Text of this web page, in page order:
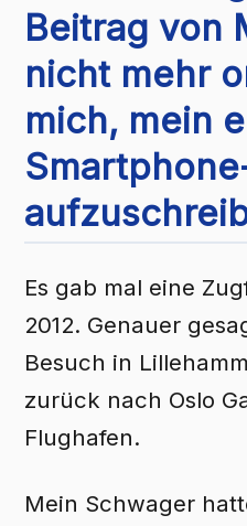
Beitrag von
nicht mehr
mich, mein
Es gab mal eine
2012. Genauer
Besuch in
zurück nach Oslo
Flughafen.
Mein Schwager